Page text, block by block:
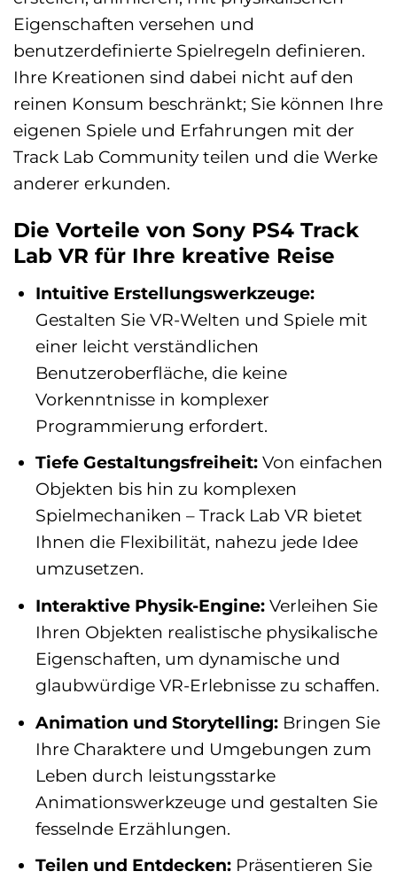
Eigenschaften versehen und
benutzerdefinierte Spielregeln definieren.
Ihre Kreationen sind dabei nicht auf den
reinen Konsum beschränkt; Sie können Ihre
eigenen Spiele und Erfahrungen mit der
Track Lab Community teilen und die Werke
anderer erkunden.
Die Vorteile von Sony PS4 Track
Lab VR für Ihre kreative Reise
Intuitive Erstellungswerkzeuge:
Gestalten Sie VR-Welten und Spiele mit
einer leicht verständlichen
Benutzeroberfläche, die keine
Vorkenntnisse in komplexer
Programmierung erfordert.
Tiefe Gestaltungsfreiheit:Von einfachen
Objekten bis hin zu komplexen
Spielmechaniken – Track Lab VR bietet
Ihnen die Flexibilität, nahezu jede Idee
umzusetzen.
Interaktive Physik-Engine:Verleihen Sie
Ihren Objekten realistische physikalische
Eigenschaften, um dynamische und
glaubwürdige VR-Erlebnisse zu schaffen.
Animation und Storytelling:Bringen Sie
Ihre Charaktere und Umgebungen zum
Leben durch leistungsstarke
Animationswerkzeuge und gestalten Sie
fesselnde Erzählungen.
Teilen und Entdecken:Präsentieren Sie